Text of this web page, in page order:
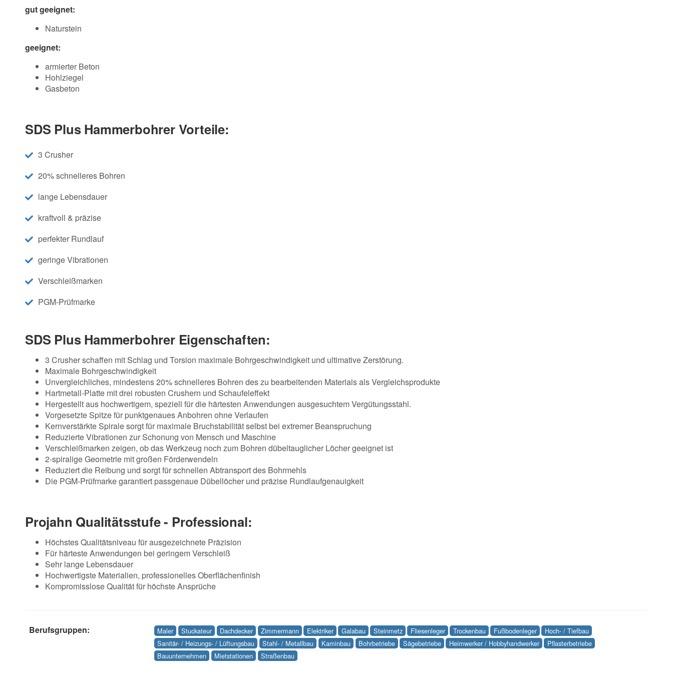
gut geeignet:
Naturstein
geeignet:
armierter Beton
Hohlziegel
Gasbeton
SDS Plus Hammerbohrer Vorteile:
3 Crusher
20% schnelleres Bohren
lange Lebensdauer
kraftvoll & präzise
perfekter Rundlauf
geringe Vibrationen
Verschleißmarken
PGM-Prüfmarke
SDS Plus Hammerbohrer Eigenschaften:
3 Crusher schaffen mit Schlag und Torsion maximale Bohrgeschwindigkeit und ultimative Zerstörung.
Maximale Bohrgeschwindigkeit
Unvergleichliches, mindestens 20% schnelleres Bohren des zu bearbeitenden Materials als Vergleichsprodukte
Hartmetall-Platte mit drei robusten Crushern und Schaufeleffekt
Hergestellt aus hochwertigem, speziell für die härtesten Anwendungen ausgesuchtem Vergütungsstahl.
Vorgesetzte Spitze für punktgenaues Anbohren ohne Verlaufen
Kernverstärkte Spirale sorgt für maximale Bruchstabilität selbst bei extremer Beanspruchung
Reduzierte Vibrationen zur Schonung von Mensch und Maschine
Verschleißmarken zeigen, ob das Werkzeug noch zum Bohren dübeltauglicher Löcher geeignet ist
2-spiralige Geometrie mit großen Förderwendeln
Reduziert die Reibung und sorgt für schnellen Abtransport des Bohrmehls
Die PGM-Prüfmarke garantiert passgenaue Dübellöcher und präzise Rundlaufgenauigkeit
Projahn Qualitätsstufe - Professional:
Höchstes Qualitätsniveau für ausgezeichnete Präzision
Für härteste Anwendungen bei geringem Verschleiß
Sehr lange Lebensdauer
Hochwertigste Materialien, professionelles Oberflächenfinish
Kompromisslose Qualität für höchste Ansprüche
Berufsgruppen: Maler Stuckateur Dachdecker Zimmermann Elektriker Galabau Steinmetz Fliesenleger Trockenbau Fußbodenleger
Hoch- / Tiefbau
Sanitär- / Heizungs- / Lüftungsbau
Stahl- / Metallbau Kaminbau Bohrbetriebe Sägebetriebe Heimwerker / Hobbyhandwerker
Pflasterbetriebe
Bauunternehmen
Mietstationen Straßenbau